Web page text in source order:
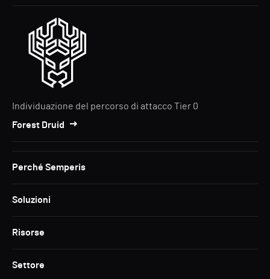
Individuazione del percorso di attacco Tier 0
Forest Druid
Perché Semperis
Soluzioni
Risorse
Settore